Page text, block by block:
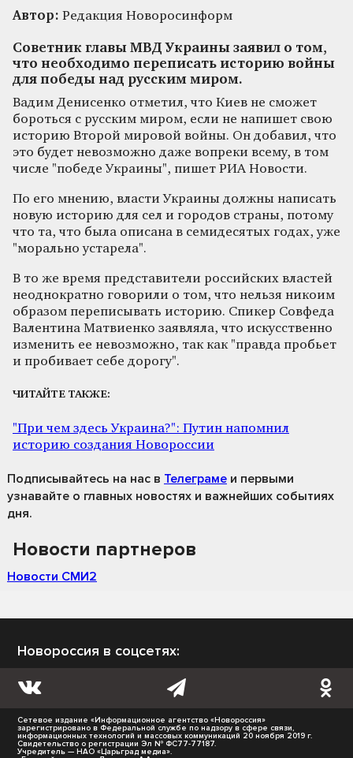
Автор: Редакция Новоросинформ
Советник главы МВД Украины заявил о том,
что необходимо переписать историю войны
для победы над русским миром.
Вадим Денисенко отметил, что Киев не сможет
бороться с русским миром, если не напишет свою
историю Второй мировой войны. Он добавил, что
это будет невозможно даже вопреки всему, в том
числе "победе Украины", пишет РИА Новости.
По его мнению, власти Украины должны написать
новую историю для сел и городов страны, потому
что та, что была описана в семидесятых годах, уже
"морально устарела".
В то же время представители российских властей
неоднократно говорили о том, что нельзя никоим
образом переписывать историю. Спикер Совфеда
Валентина Матвиенко заявляла, что искусственно
изменить ее невозможно, так как "правда пробьет
и пробивает себе дорогу".
ЧИТАЙТЕ ТАКЖЕ:
"При чем здесь Украина?": Путин напомнил
историю создания Новороссии
Подписывайтесь на нас в Телеграме и первыми
узнавайте о главных новостях и важнейших событиях
дня.
Новости партнеров
Новости СМИ2
Новороссия в соцсетях:
Сетевое издание «Информационное агентство «Новороссия»
зарегистрировано в Федеральной службе по надзору в сфере связи,
информационных технологий и массовых коммуникаций 20 ноября 2019 г.
Свидетельство о регистрации Эл № ФС77-77187.
Учредитель — НАО «Царьград медиа».